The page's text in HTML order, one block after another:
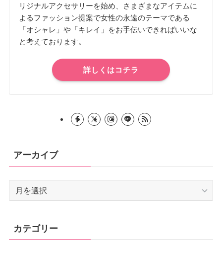
リジナルアクセサリーを始め、さまざまなアイテムに
よるファッション提案で女性の永遠のテーマである
「オシャレ」や「キレイ」をお手伝いできればいいな
と考えております。
詳しくはコチラ
アーカイブ
ブ
カテゴリー